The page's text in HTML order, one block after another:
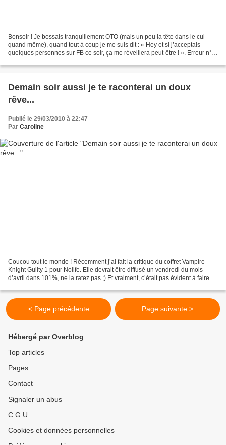
Bonsoir ! Je bossais tranquillement OTO (mais un peu la tête dans le cul
quand même), quand tout à coup je me suis dit : « Hey et si j’acceptais
quelques personnes sur FB ce soir, ça me réveillera peut-être ! ». Erreur n°1
Demain soir aussi je te raconterai un doux
rêve...
Publié le 29/03/2010 à 22:47
Par Caroline
Coucou tout le monde ! Récemment j’ai fait la critique du coffret Vampire
Knight Guilty 1 pour Nolife. Elle devrait être diffusé un vendredi du mois
d’avril dans 101%, ne la ratez pas ;) Et vraiment, c’était pas évident à faire
< Page précédente Page suivante >
Hébergé par Overblog
Top articles
Pages
Contact
Signaler un abus
C.G.U.
Cookies et données personnelles